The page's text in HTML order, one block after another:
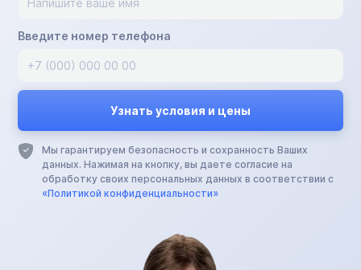
Введите номер телефона
Мы гарантируем безопасность и сохранность Ваших
данных. Нажимая на кнопку, вы даете согласие на
обработку своих персональных данных в соответствии с
«Политикой конфиденциальности»